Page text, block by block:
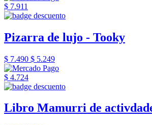
$ 7.911
Pizarra de lujo - Tooky
$ 7.490 $ 5.249
$ 4.724
Libro Mamurri de